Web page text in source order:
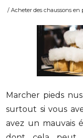
/ Acheter des chaussons
Marcher pieds
surtout si vous
avez un mauvais